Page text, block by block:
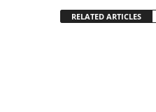
RELATED ARTICLES